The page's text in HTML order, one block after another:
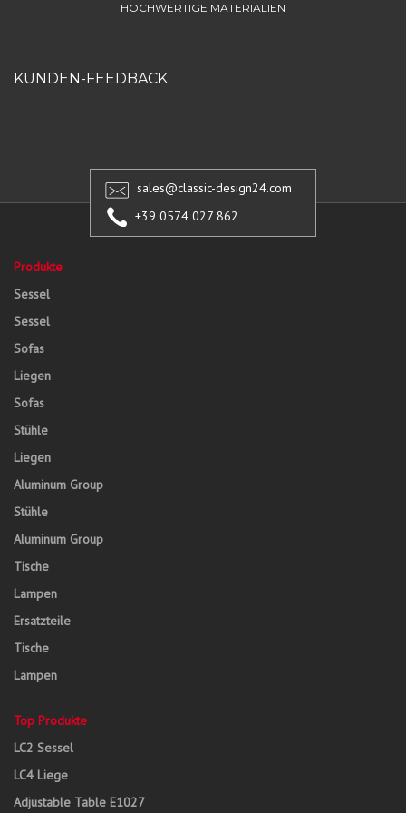
HOCHWERTIGE MATERIALIEN
KUNDEN-FEEDBACK
sales@classic-design24.com
+39 0574 027 862
Produkte
Sessel
Sessel
Sofas
Liegen
Sofas
Stühle
Liegen
Aluminum Group
Stühle
Aluminum Group
Tische
Lampen
Ersatzteile
Tische
Lampen
Top Produkte
LC2 Sessel
LC4 Liege
Adjustable Table E1027